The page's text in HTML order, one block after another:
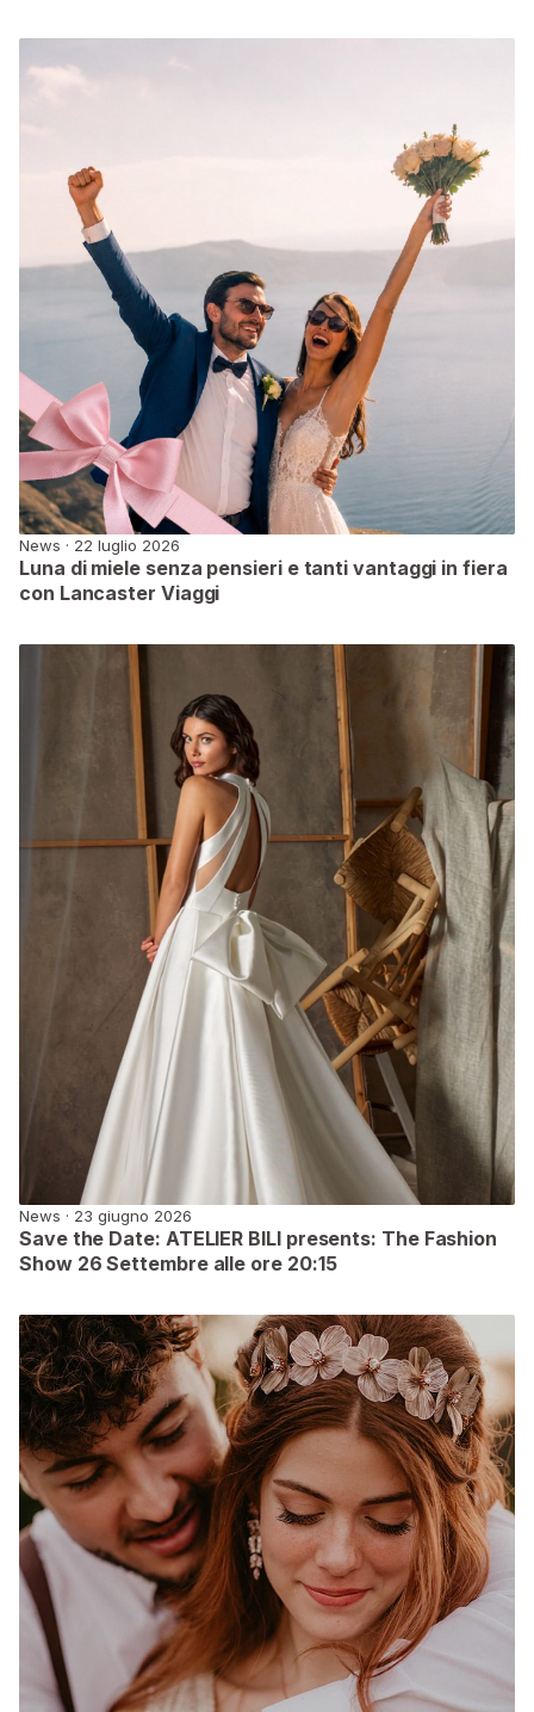
News · 22 luglio 2026
Luna di miele senza pensieri e tanti vantaggi in fiera
con Lancaster Viaggi
News · 23 giugno 2026
Save the Date: ATELIER BILI presents: The Fashion
Show 26 Settembre alle ore 20:15